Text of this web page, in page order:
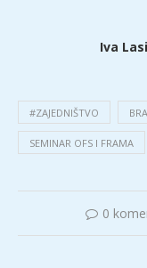
Iva
#ZAJEDNIŠTVO
SEMINAR OFS I FRAMA
0